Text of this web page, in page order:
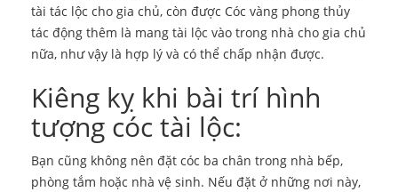
tài tác lộc cho gia chủ, còn được Cóc vàng phong thủy
tác động thêm là mang tài lộc vào trong nhà cho gia chủ
nữa, như vậy là hợp lý và có thể chấp nhận được.
Kiêng kỵ khi bài trí hình
tượng cóc tài lộc:
Bạn cũng không nên đặt cóc ba chân trong nhà bếp,
phòng tắm hoặc nhà vệ sinh. Nếu đặt ở những nơi này,